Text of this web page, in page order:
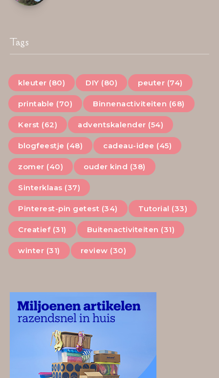
Tags
kleuter (80) DIY (80) peuter (74)
printable (70) Binnenactiviteiten (68)
Kerst (62) adventskalender (54)
blogfeestje (48) cadeau-idee (45)
zomer (40) ouder kind (38)
Sinterklaas (37)
Pinterest-pin getest (34) Tutorial (33)
Creatief (31) Buitenactiviteiten (31)
winter (31) review (30)